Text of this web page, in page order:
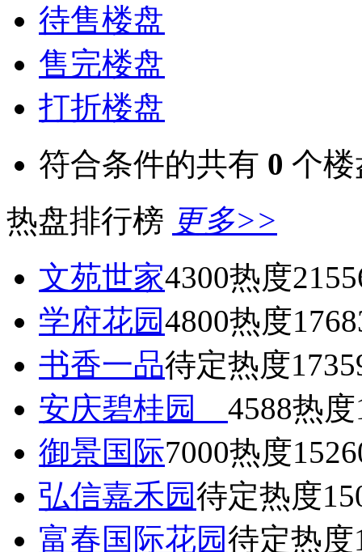
待售楼盘
售完楼盘
打折楼盘
符合条件的共有 0 个楼
热盘排行榜 更多>>
文苑世家4300热度
学府花园4800热度
书香一品待定热度
安庆碧桂园 4588热度
御景国际7000热度
弘信嘉禾园待定热度
富春国际花园待定热度